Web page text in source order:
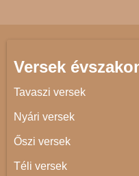
Versek
Tavaszi versek
Nyári versek
Őszi versek
Téli versek